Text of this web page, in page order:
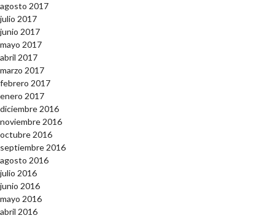
agosto 2017
julio 2017
junio 2017
mayo 2017
abril 2017
marzo 2017
febrero 2017
enero 2017
diciembre 2016
noviembre 2016
octubre 2016
septiembre 2016
agosto 2016
julio 2016
junio 2016
mayo 2016
abril 2016